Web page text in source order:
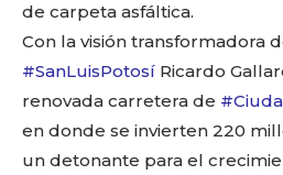
de carpeta asfáltica.
Con la visión transformadora
#SanLuisPotosí Ricardo
renovada carretera de
en donde se invierten 220
un detonante para el